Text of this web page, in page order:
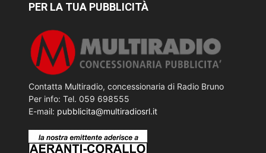
PER LA TUA PUBBLICITÀ
Contatta Multiradio, concessionaria di Radio Bruno
Per info: Tel. 059 698555
E-mail: pubblicita@multiradiosrl.it